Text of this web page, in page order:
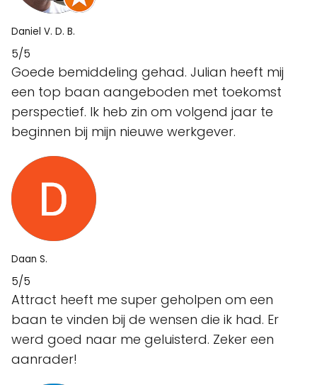
Daniel V. D. B.
5/5
Goede bemiddeling gehad. Julian heeft mij
een top baan aangeboden met toekomst
perspectief. Ik heb zin om volgend jaar te
beginnen bij mijn nieuwe werkgever.
Daan S.
5/5
Attract heeft me super geholpen om een
baan te vinden bij de wensen die ik had. Er
werd goed naar me geluisterd. Zeker een
aanrader!